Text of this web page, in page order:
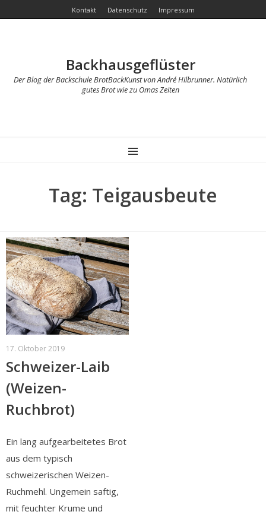
Kontakt Datenschutz Impressum
Backhausgeflüster
Der Blog der Backschule BrotBackKunst von André Hilbrunner. Natürlich
gutes Brot wie zu Omas Zeiten
MENU
Tag: Teigausbeute
17. Oktober 2019
Schweizer-Laib
(Weizen-
Ruchbrot)
Ein lang aufgearbeitetes Brot
aus dem typisch
schweizerischen Weizen-
Ruchmehl. Ungemein saftig,
mit feuchter Krume und